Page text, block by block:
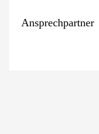
Ansprechpartner